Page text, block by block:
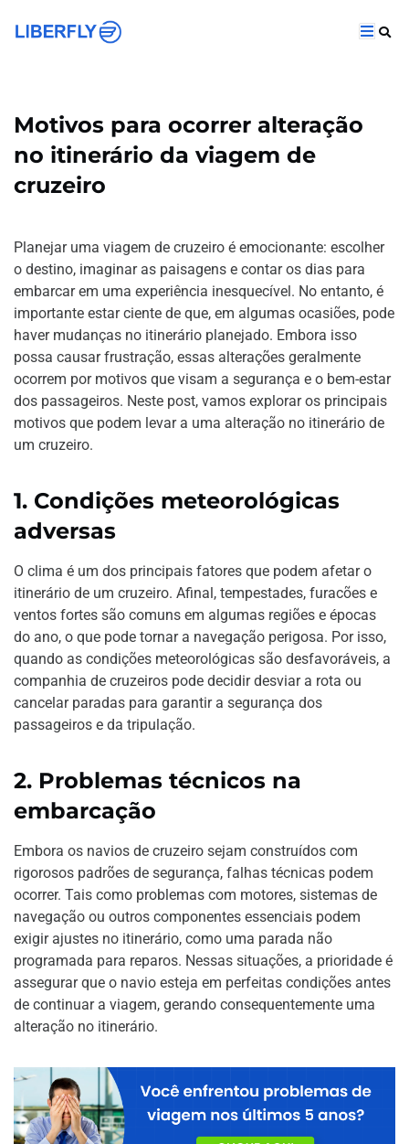
Motivos para ocorrer alteração
no itinerário da viagem de
cruzeiro
Planejar uma viagem de cruzeiro é emocionante: escolher
o destino, imaginar as paisagens e contar os dias para
embarcar em uma experiência inesquecível. No entanto, é
importante estar ciente de que, em algumas ocasiões, pode
haver mudanças no itinerário planejado. Embora isso
possa causar frustração, essas alterações geralmente
ocorrem por motivos que visam a segurança e o bem-estar
dos passageiros. Neste post, vamos explorar os principais
motivos que podem levar a uma alteração no itinerário de
um cruzeiro.
1. Condições meteorológicas
adversas
O clima é um dos principais fatores que podem afetar o
itinerário de um cruzeiro. Afinal, tempestades, furacões e
ventos fortes são comuns em algumas regiões e épocas
do ano, o que pode tornar a navegação perigosa. Por isso,
quando as condições meteorológicas são desfavoráveis, a
companhia de cruzeiros pode decidir desviar a rota ou
cancelar paradas para garantir a segurança dos
passageiros e da tripulação.
2. Problemas técnicos na
embarcação
Embora os navios de cruzeiro sejam construídos com
rigorosos padrões de segurança, falhas técnicas podem
ocorrer. Tais como problemas com motores, sistemas de
navegação ou outros componentes essenciais podem
exigir ajustes no itinerário, como uma parada não
programada para reparos. Nessas situações, a prioridade é
assegurar que o navio esteja em perfeitas condições antes
de continuar a viagem, gerando consequentemente uma
alteração no itinerário.